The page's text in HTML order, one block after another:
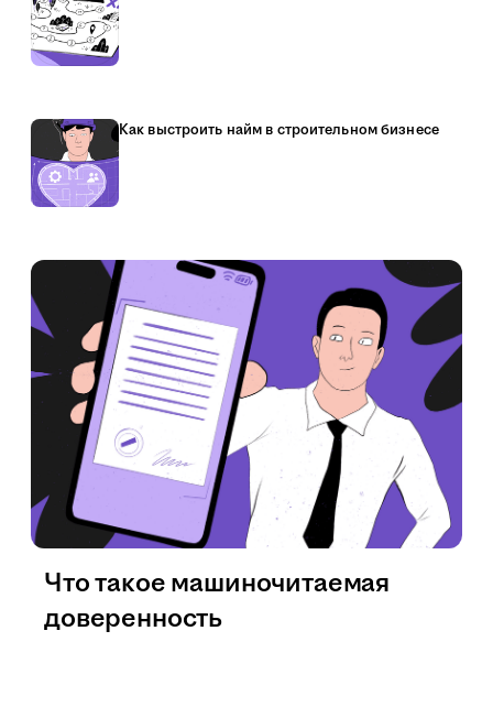
Как выстроить найм в строительном бизнесе
Что такое машиночитаемая
доверенность